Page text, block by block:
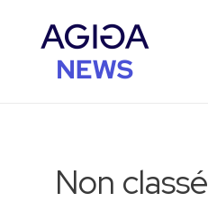
contenu
Non classé